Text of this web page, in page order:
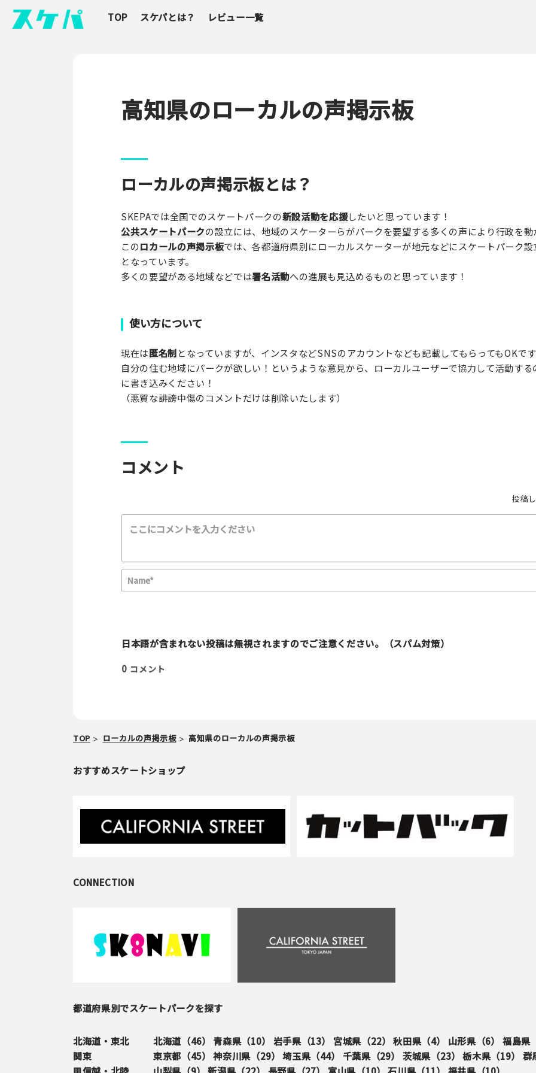
TOP スケパとは？ レビュー一覧
高知県のローカルの声掲示板
ローカルの声掲示板とは？
SKEPAでは全国でのスケートパークの新設活動を応援したいと思っています！
公共スケートパークの設立には、地域のスケーターらがパークを要望する多くの声により行政を動
このロカールの声掲示板では、各都道府県別にローカルスケーターが地元などにスケートパーク
となっています。
多くの要望がある地域などでは署名活動への進展も見込めるものと思っています！
使い方について
現在は匿名制となっていますが、インスタなどSNSのアカウントなども記載してもらってもOKです
自分の住む地域にパークが欲しい！というような意見から、ローカルユーザーで協力して活動す
に書き込みください！
（悪質な誹謗中傷のコメントだけは削除いたします）
コメント
投稿
i日本語が含まれない投稿は無視されますのでご注意ください。（スパム対策）
0 コメント
TOP ローカルの声掲示板 高知県のローカルの声掲示板
おすすめスケートショップ
CONNECTION
都道府県別でスケートパークを探す
北海道・東北 北海道（46） 青森県（10） 岩手県（13） 宮城県（22） 秋田県（4） 山形県（6） 福島県
関東
東京都（45） 神奈川県（29） 埼玉県（44） 千葉県（29） 茨城県（23） 栃木県（19） 群